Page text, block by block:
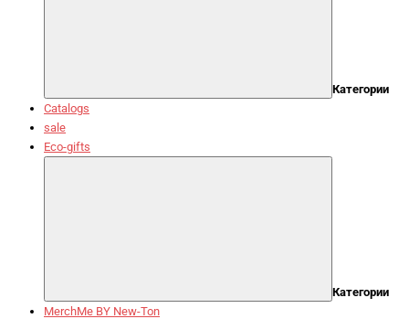
Категории
Catalogs
sale
Eco-gifts
Категории
MerchMe BY New-Ton